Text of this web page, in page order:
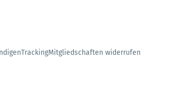
TrackingMitgliedschaften widerrufen